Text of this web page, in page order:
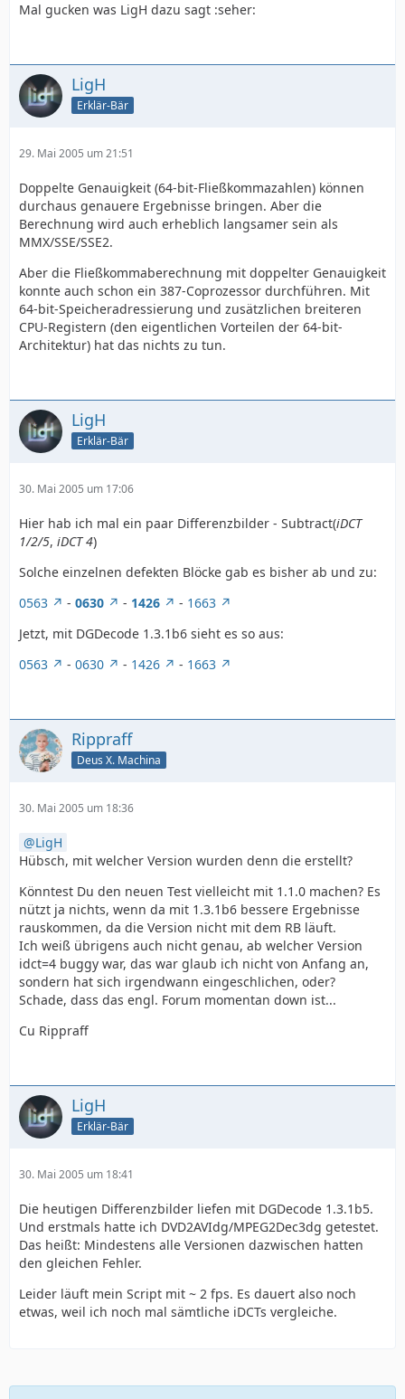
Mal gucken was LigH dazu sagt :seher:
LigH
Erklär-Bär
29. Mai 2005 um 21:51
Doppelte Genauigkeit (64-bit-Fließkommazahlen) können
durchaus genauere Ergebnisse bringen. Aber die
Berechnung wird auch erheblich langsamer sein als
MMX/SSE/SSE2.
Aber die Fließkommaberechnung mit doppelter Genauigkeit
konnte auch schon ein 387-Coprozessor durchführen. Mit
64-bit-Speicheradressierung und zusätzlichen breiteren
CPU-Registern (den eigentlichen Vorteilen der 64-bit-
Architektur) hat das nichts zu tun.
LigH
Erklär-Bär
30. Mai 2005 um 17:06
Hier hab ich mal ein paar Differenzbilder - Subtract(iDCT
1/2/5, iDCT 4)
Solche einzelnen defekten Blöcke gab es bisher ab und zu:
0563
- 0630 - 1426 - 1663
Jetzt, mit DGDecode 1.3.1b6 sieht es so aus:
0563
- 0630 - 1426 - 1663
Rippraff
Deus X. Machina
30. Mai 2005 um 18:36
LigH
Hübsch, mit welcher Version wurden denn die erstellt?
Könntest Du den neuen Test vielleicht mit 1.1.0 machen? Es
nützt ja nichts, wenn da mit 1.3.1b6 bessere Ergebnisse
rauskommen, da die Version nicht mit dem RB läuft.
Ich weiß übrigens auch nicht genau, ab welcher Version
idct=4 buggy war, das war glaub ich nicht von Anfang an,
sondern hat sich irgendwann eingeschlichen, oder?
Schade, dass das engl. Forum momentan down ist...
Cu Rippraff
LigH
Erklär-Bär
30. Mai 2005 um 18:41
Die heutigen Differenzbilder liefen mit DGDecode 1.3.1b5.
Und erstmals hatte ich DVD2AVIdg/MPEG2Dec3dg getestet.
Das heißt: Mindestens alle Versionen dazwischen hatten
den gleichen Fehler.
Leider läuft mein Script mit ~ 2 fps. Es dauert also noch
etwas, weil ich noch mal sämtliche iDCTs vergleiche.